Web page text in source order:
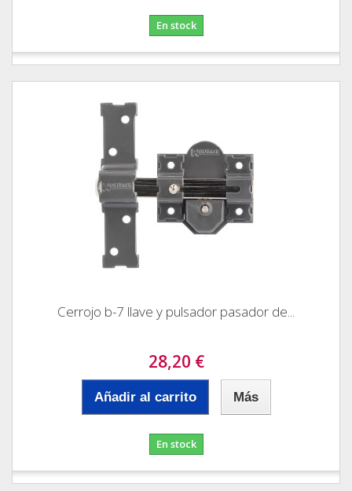
En stock
Cerrojo b-7 llave y pulsador pasador de...
28,20 €
Añadir al carrito Más
En stock